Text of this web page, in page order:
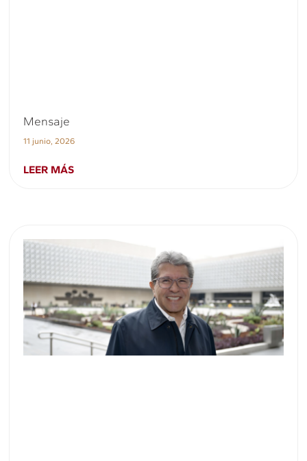
Mensaje
11 junio, 2026
LEER MÁS